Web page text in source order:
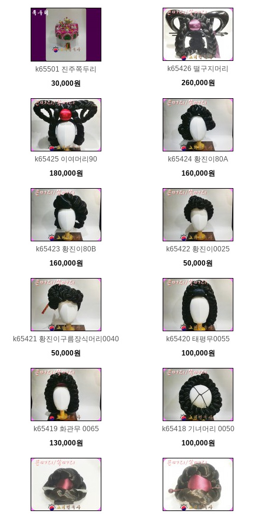
k65501 진주쪽두리
30,000원
k65426 떨구지머리
260,000원
k65425 이여머리90
180,000원
k65424 황진이80A
160,000원
k65423 황진이80B
160,000원
k65422 황진이0025
50,000원
k65421 황진이구름장식머리0040
50,000원
k65420 태평무0055
100,000원
k65419 화관무 0065
130,000원
k65418 기녀머리 0050
100,000원